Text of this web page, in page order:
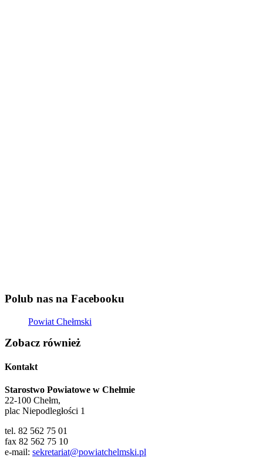
Polub nas na Facebooku
Powiat Chełmski
Zobacz również
Kontakt
Starostwo Powiatowe w Chełmie
22-100 Chełm,
plac Niepodległości 1
tel. 82 562 75 01
fax 82 562 75 10
e-mail: sekretariat@powiatchelmski.pl